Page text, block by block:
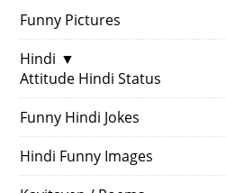
Funny Pictures
Hindi ▼
Attitude Hindi Status
Funny Hindi Jokes
Hindi Funny Images